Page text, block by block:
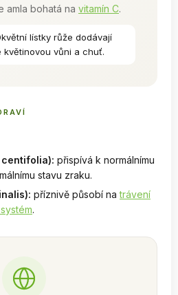
amla bohatá na vitamín C.
lístky růže dodávají
květinovou vůni a chuť.
centifolia): přispívá k normálnímu
stavu zraku.
příznivě působí natrávení
.